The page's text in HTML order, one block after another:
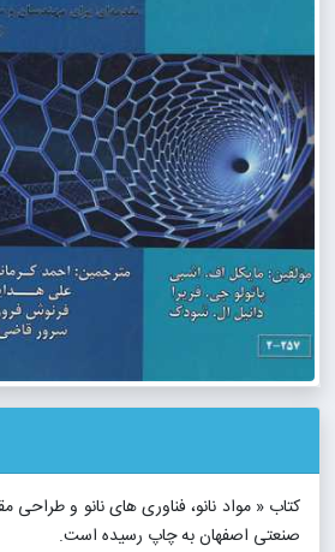
کتاب « مواد نانو، فناوری های نانو و
صنعتی اصفهان به چاپ رسیده است.